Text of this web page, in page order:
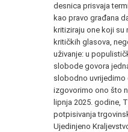
desnica prisvaja
kao pravo građana
kritiziraju one koji su
kritičkih glasova,
uživanje: u
slobode govora
slobodno uvrijedimo
izgovorimo ono što
lipnja 2025. godine,
potpisivanja
Ujedinjeno